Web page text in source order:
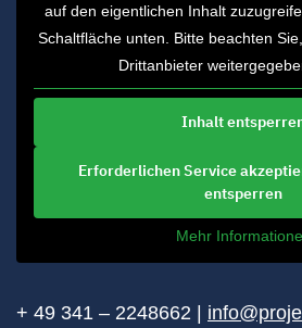
auf den eigentlichen Inhalt
Schaltfläche unten. Bitte beachten
Drittanbieter
Inhalt
Erforderlichen Service
entsperren
Mehr
+ 49 341 – 2248662 |